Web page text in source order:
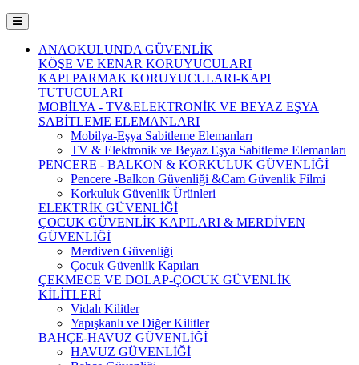
ANAOKULUNDA GÜVENLİK
KÖŞE VE KENAR KORUYUCULARI
KAPI PARMAK KORUYUCULARI-KAPI
TUTUCULARI
MOBİLYA - TV&ELEKTRONİK VE BEYAZ EŞYA
SABİTLEME ELEMANLARI
Mobilya-Eşya Sabitleme Elemanları
TV & Elektronik ve Beyaz Eşya Sabitleme Elemanları
PENCERE - BALKON & KORKULUK GÜVENLİĞİ
Pencere -Balkon Güvenliği &Cam Güvenlik Filmi
Korkuluk Güvenlik Ürünleri
ELEKTRİK GÜVENLİĞİ
ÇOCUK GÜVENLİK KAPILARI & MERDİVEN
GÜVENLİĞİ
Merdiven Güvenliği
Çocuk Güvenlik Kapıları
ÇEKMECE VE DOLAP-ÇOCUK GÜVENLİK
KİLİTLERİ
Vidalı Kilitler
Yapışkanlı ve Diğer Kilitler
BAHÇE-HAVUZ GÜVENLİĞİ
HAVUZ GÜVENLİĞİ